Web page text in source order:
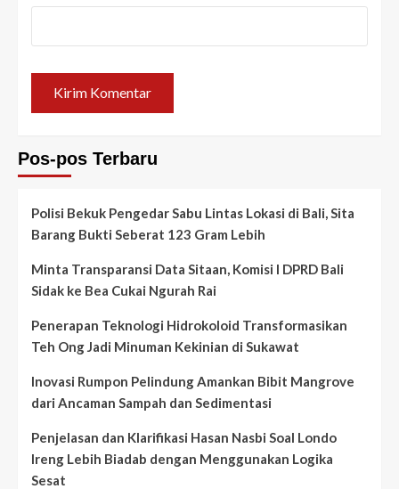
Pos-pos Terbaru
Polisi Bekuk Pengedar Sabu Lintas Lokasi di Bali, Sita
Barang Bukti Seberat 123 Gram Lebih
Minta Transparansi Data Sitaan, Komisi I DPRD Bali
Sidak ke Bea Cukai Ngurah Rai
Penerapan Teknologi Hidrokoloid Transformasikan
Teh Ong Jadi Minuman Kekinian di Sukawat
Inovasi Rumpon Pelindung Amankan Bibit Mangrove
dari Ancaman Sampah dan Sedimentasi
Penjelasan dan Klarifikasi Hasan Nasbi Soal Londo
Ireng Lebih Biadab dengan Menggunakan Logika
Sesat